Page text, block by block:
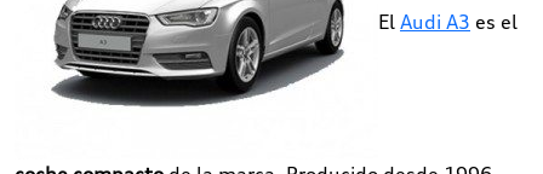
El Audi A3 es el